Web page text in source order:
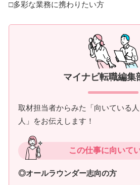
□多彩な業務に携わりたい方
マイナビ転職編集
取材担当者からみた「向いている
人」をお伝えします！
この仕事に向いて
◎オールラウンダー志向の方